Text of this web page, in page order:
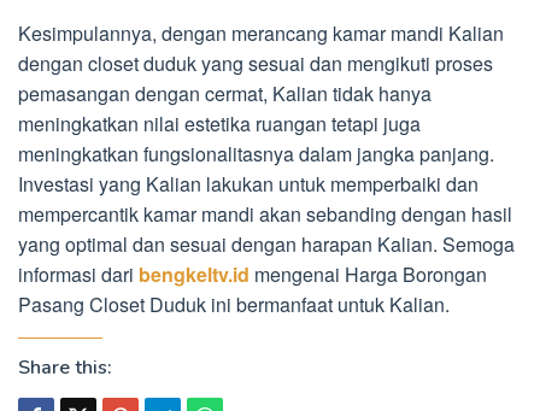
Kesimpulannya, dengan merancang kamar mandi Kalian
dengan closet duduk yang sesuai dan mengikuti proses
pemasangan dengan cermat, Kalian tidak hanya
meningkatkan nilai estetika ruangan tetapi juga
meningkatkan fungsionalitasnya dalam jangka panjang.
Investasi yang Kalian lakukan untuk memperbaiki dan
mempercantik kamar mandi akan sebanding dengan hasil
yang optimal dan sesuai dengan harapan Kalian. Semoga
informasi dari bengkeltv.id mengenai Harga Borongan
Pasang Closet Duduk ini bermanfaat untuk Kalian.
Share this: